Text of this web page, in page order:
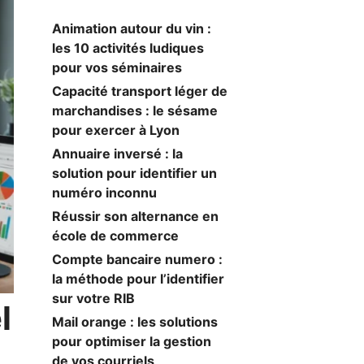
Animation autour du vin :
les 10 activités ludiques
pour vos séminaires
Capacité transport léger de
marchandises : le sésame
pour exercer à Lyon
Annuaire inversé : la
solution pour identifier un
numéro inconnu
Réussir son alternance en
école de commerce
Compte bancaire numero :
la méthode pour l’identifier
sur votre RIB
Mail orange : les solutions
pour optimiser la gestion
de vos courriels